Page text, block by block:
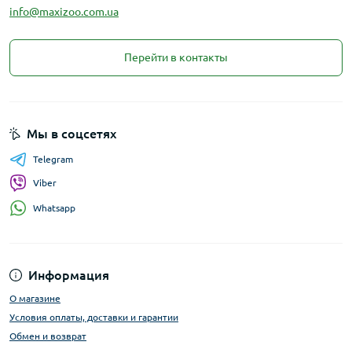
info@maxizoo.com.ua
Перейти в контакты
Информация
О магазине
Условия оплаты, доставки и гарантии
Обмен и возврат
Мы в соцсетях
Telegram
Viber
Whatsapp